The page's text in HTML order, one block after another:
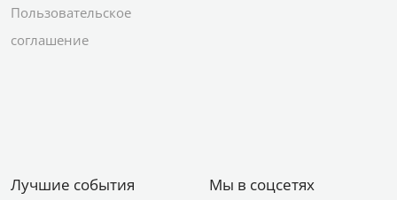
Пользовательское
соглашение
Лучшие события Мы в соцсетях